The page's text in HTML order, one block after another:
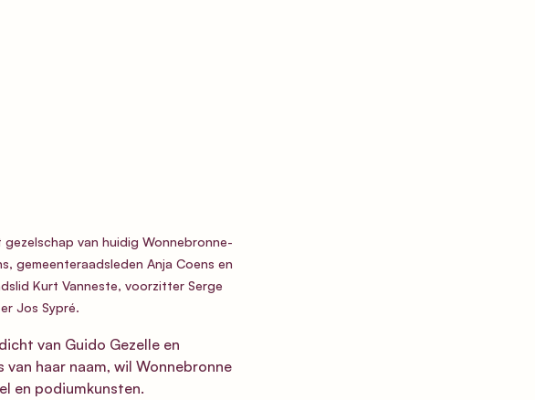
van huidig Wonnebronne-
gemeenteraadsleden Anja Coens en
Kurt Vanneste, voorzitter Serge
Jos Sypré.
van Guido Gezelle en
haar naam, wil Wonnebronne
en podiumkunsten.